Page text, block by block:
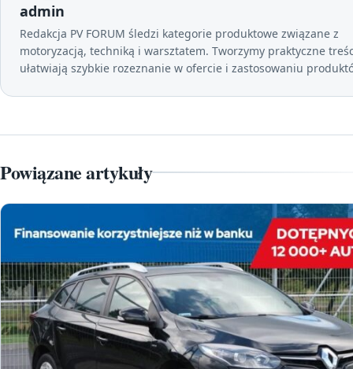
admin
Redakcja PV FORUM śledzi kategorie produktowe związane z
motoryzacją, techniką i warsztatem. Tworzymy praktyczne
ułatwiają szybkie rozeznanie w ofercie i zastosowaniu
Powiązane artykuły